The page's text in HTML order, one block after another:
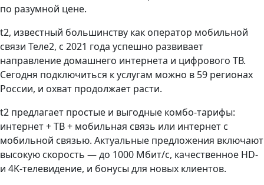
по разумной цене.
t2, известный большинству как оператор мобильной
связи Теле2, с 2021 года успешно развивает
направление домашнего интернета и цифрового ТВ.
Сегодня подключиться к услугам можно в 59 регионах
России, и охват продолжает расти.
t2 предлагает простые и выгодные комбо-тарифы:
интернет + ТВ + мобильная связь или интернет с
мобильной связью. Актуальные предложения включают
высокую скорость — до 1000 Мбит/с, качественное HD-
и 4K-телевидение, и бонусы для новых клиентов.